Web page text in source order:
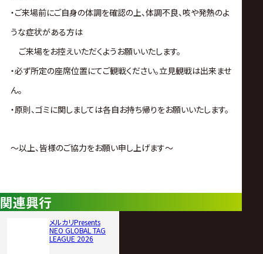
・ご来場前にご自身の体調を確認の上、体調不良、咳や発熱のよ
うな症状がある方は
ご来場をお控えいただくようお願いいたします。
・必ず所定の座席位置にてご観戦ください。立見観戦は出来ませ
ん。
・原則、ゴミに関しましては各自お持ち帰りをお願いいたします。
～以上、皆様のご協力をお願い申し上げます～
関連興行
メルカリPresents
NEO GLOBAL TAG
LEAGUE 2026